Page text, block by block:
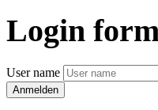
Login
User name
Anmelden